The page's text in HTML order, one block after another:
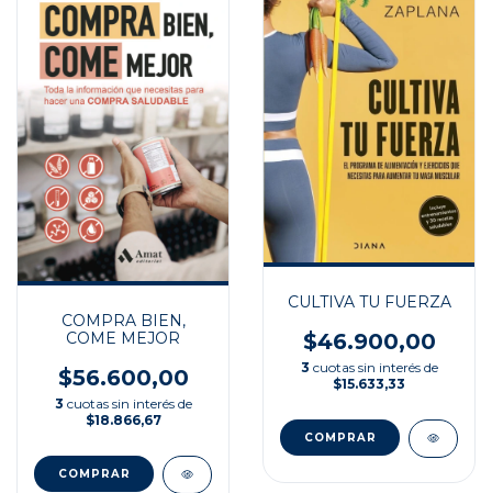
COMPRA BIEN,
COME MEJOR
$56.600,00
3 cuotas sin interés de
$18.866,67
CULTIVA TU FUERZA
$46.900,00
3 cuotas sin interés de
$15.633,33